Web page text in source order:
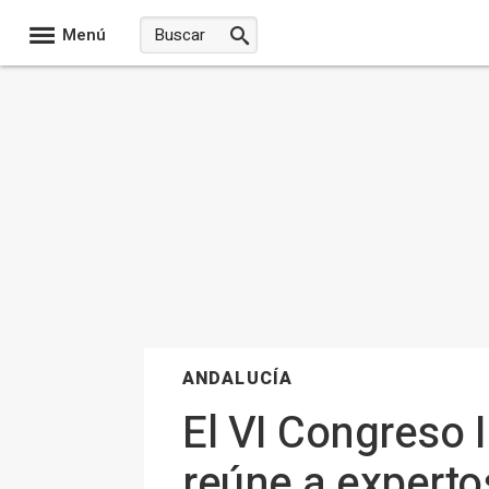
Menú
ANDALUCÍA
El VI